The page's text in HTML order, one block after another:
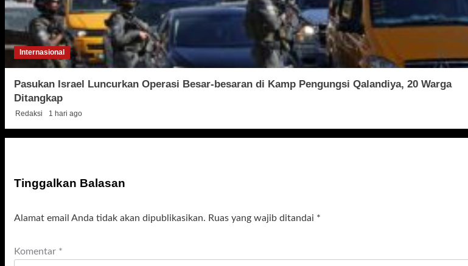
Internasional
Pasukan Israel Luncurkan Operasi Besar-besaran di Kamp Pengungsi Qalandiya, 20 Warga
Ditangkap
Redaksi 1 hari ago
Tinggalkan Balasan
Alamat email Anda tidak akan dipublikasikan. Ruas yang wajib ditandai *
Komentar *